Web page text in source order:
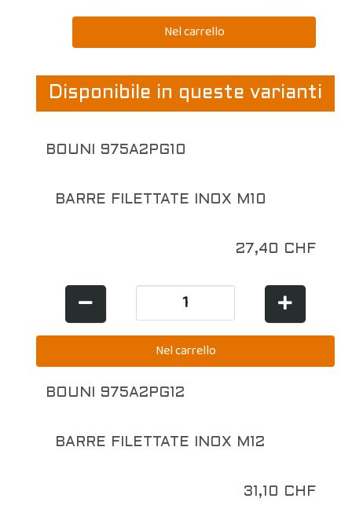
Disponibile in queste varianti
BOUNI 975A2PG10
BARRE FILETTATE INOX M10
27,40 CHF
BOUNI 975A2PG12
BARRE FILETTATE INOX M12
31,10 CHF